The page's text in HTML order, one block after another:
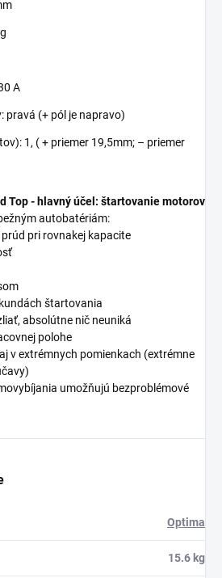
A
pravá (+ pól je napravo)
1, ( + priemer 19,5mm; – priemer
Top - hlavný účel: štartovanie motorov
autobatériám:
pri rovnakej kapacite
štartovania
absolútne nič neuniká
polohe
v extrémnych pomienkach (extrémne
umožňujú bezproblémové
Optima
15.6 kg